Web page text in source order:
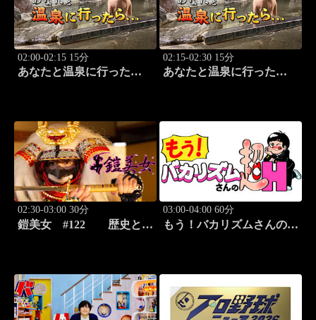
02:00-02:15 15分
あなたと温泉に行った
02:15-02:30 15分
あなたと温泉に行った
02:30-03:00 30分
鎧美女 #122 歴史と甲
03:00-04:00 60分
もう！バカリズムさんの超